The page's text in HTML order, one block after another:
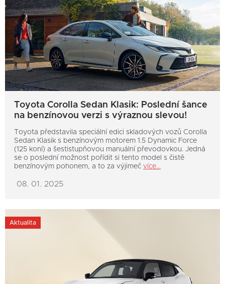
Toyota Corolla Sedan Klasik: Poslední šance
na benzínovou verzi s výraznou slevou!
Toyota představila speciální edici skladových vozů Corolla
Sedan Klasik s benzínovým motorem 1.5 Dynamic Force
(125 koní) a šestistupňovou manuální převodovkou. Jedná
se o poslední možnost pořídit si tento model s čistě
benzínovým pohonem, a to za výjimeč více...
08. 01. 2025
Aktualita